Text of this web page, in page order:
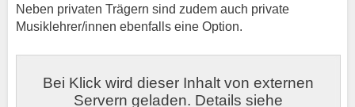
Neben privaten Trägern sind zudem auch private
Musiklehrer/innen ebenfalls eine Option.
Bei Klick wird dieser Inhalt von externen
Servern geladen. Details siehe